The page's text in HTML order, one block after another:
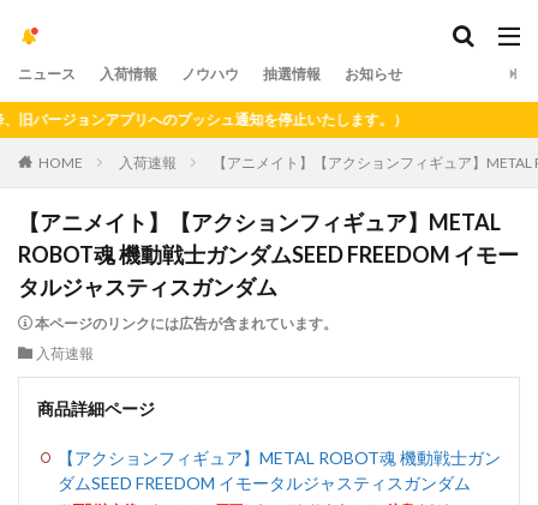
ニュース 入荷情報 ノウハウ 抽選情報 お知らせ
ジョンアプリへのプッシュ通知を停止いたします。）
HOME 入荷速報 【アニメイト】【アクションフィギュア】METAL
【アニメイト】【アクションフィギュア】METAL
ROBOT魂機動戦士ガンダムSEED FREEDOM イモー
タルジャスティスガンダム
本ページのリンクには広告が含まれています。
入荷速報
商品詳細ページ
【アクションフィギュア】METAL ROBOT魂機動戦士ガン
ダムSEED FREEDOM イモータルジャスティスガンダム